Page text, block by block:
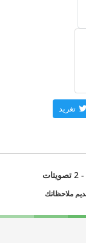
تغريد
ملاحظاتك